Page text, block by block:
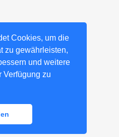
Cookies, um die
zu gewährleisten,
und weitere
Verfügung zu